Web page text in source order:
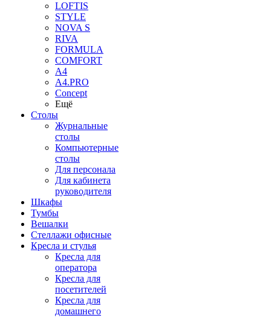
LOFTIS
STYLE
NOVA S
RIVA
FORMULA
COMFORT
A4
A4.PRO
Concept
Ещё
Столы
Журнальные
столы
Компьютерные
столы
Для персонала
Для кабинета
руководителя
Шкафы
Тумбы
Вешалки
Стеллажи офисные
Кресла и стулья
Кресла для
оператора
Кресла для
посетителей
Кресла для
домашнего